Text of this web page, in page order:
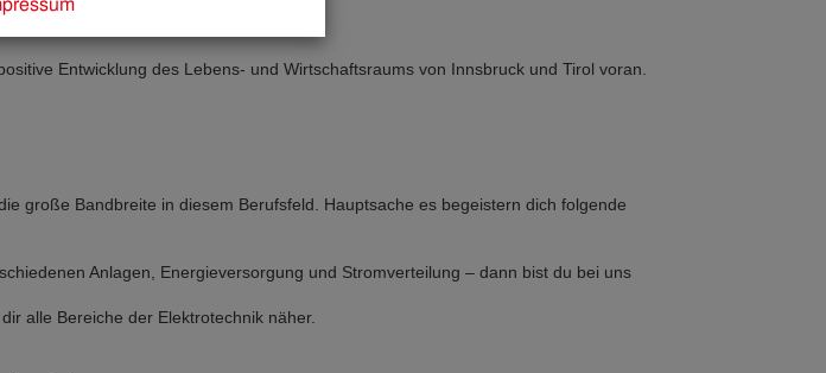
Entwicklung des Lebens- und Wirtschaftsraums von Innsbruck und Tirol voran.
große Bandbreite in diesem Berufsfeld. Hauptsache es begeistern dich folgende
Anlagen, Energieversorgung und Stromverteilung – dann bist du bei uns
alle Bereiche der Elektrotechnik näher.